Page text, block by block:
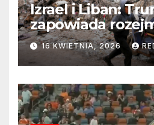
Izrael i Liban:
zapowiada
perspektywa
wojny wciąż
16 KWIETNIA, 2026